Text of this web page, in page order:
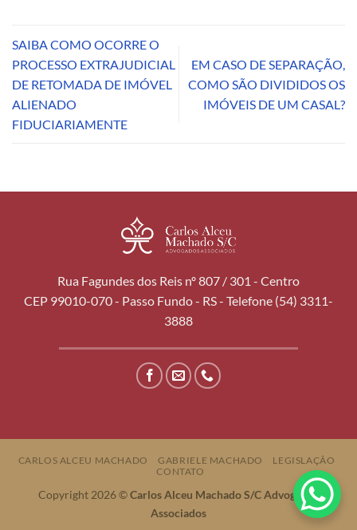
SAIBA COMO OCORRE O
PROCESSO EXTRAJUDICIAL
DE RETOMADA DE IMÓVEL
ALIENADO
FIDUCIARIAMENTE
EM CASO DE SEPARAÇÃO,
COMO SÃO DIVIDIDOS OS
IMÓVEIS DE UM CASAL?
Rua Fagundes dos Reis nº 807 / 301 - Centro
CEP 99010-070 - Passo Fundo - RS - Telefone (54) 3311-
3888
CARLOS ALCEU MACHADO GABRIELE MACHADO
LEGISLAÇÃO
CONTATO
Copyright 2026 ©Carlos Alceu Machado S/C Advogados
Associados